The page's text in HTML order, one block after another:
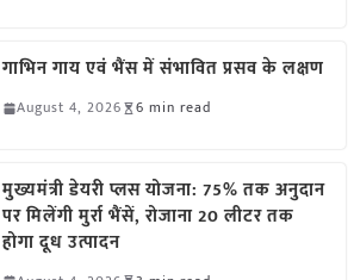
गाभिन गाय एवं भैंस में संभावित प्रसव के लक्षण
August 4, 2026 6 min read
मुख्यमंत्री डेयरी प्लस योजना: 75% तक अनुदान
पर मिलेंगी मुर्रा भैंसें, रोजाना 20 लीटर तक
होगा दूध उत्पादन